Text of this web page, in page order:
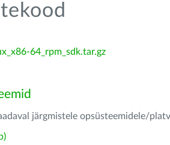
64_rpm_sdk.tar.gz
järgmistele opsüsteemidele/